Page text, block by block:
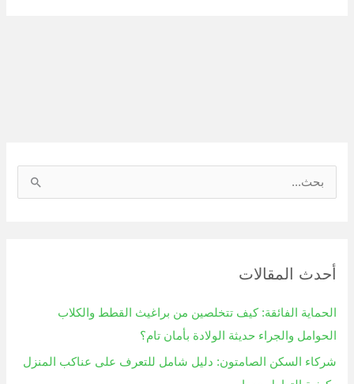
ثأحدث المقالات
الحماية الفائقة: كيف تتخلصين من براغيث القطط والكلاب
الحوامل والجراء حديثة الولادة بأمان تام؟
شركاء السكن الصامتون: دليل شامل للتعرف على عناكب المنزل